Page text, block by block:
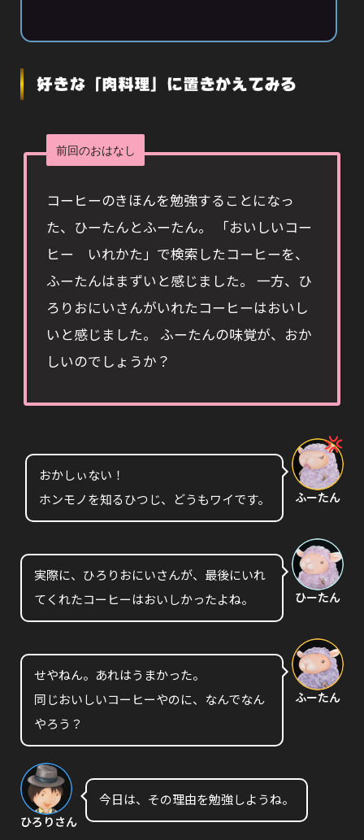
好きな「肉料理」に置きかえてみる
前回のおはなし
コーヒーのきほんを勉強することになっ
た、ひーたんとふーたん。 「おいしいコー
ヒー いれかた」で検索したコーヒーを、
ふーたんはまずいと感じました。 一方、ひ
ろりおにいさんがいれたコーヒーはおいし
いと感じました。 ふーたんの味覚が、おか
しいのでしょうか？
おかしぃない！
ホンモノを知るひつじ、どうもワイです。
ふーたん
実際に、ひろりおにいさんが、最後にいれ
てくれたコーヒーはおいしかったよね。
ひーたん
せやねん。あれはうまかった。
同じおいしいコーヒーやのに、なんでなん
やろう？
ふーたん
ひろりさん
今日は、その理由を勉強しようね。